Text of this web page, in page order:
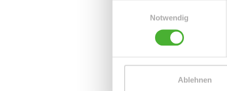
Notwendig
Ablehnen